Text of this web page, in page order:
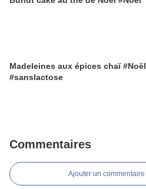
Madeleines aux épices chaï #Noël
#sanslactose
Commentaires
Ajouter un commentaire